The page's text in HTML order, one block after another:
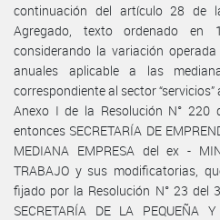
continuación del artículo 28 de
Agregado, texto ordenado en
considerando la variación
anuales aplicable a las
correspondiente al sector
Anexo I de la Resolución N°
entonces SECRETARÍA DE
MEDIANA EMPRESA del ex -
TRABAJO y sus modificatorias,
fijado por la Resolución N° 23 del
SECRETARÍA DE LA PEQUEÑA